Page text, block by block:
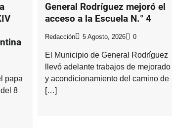
papa
8
General Rodríguez mejoró el
acceso a la Escuela N.° 4
Redacción 5 Agosto, 2026 0
El Municipio de General Rodríguez
llevó adelante trabajos de mejorado
y acondicionamiento del camino de
[…]